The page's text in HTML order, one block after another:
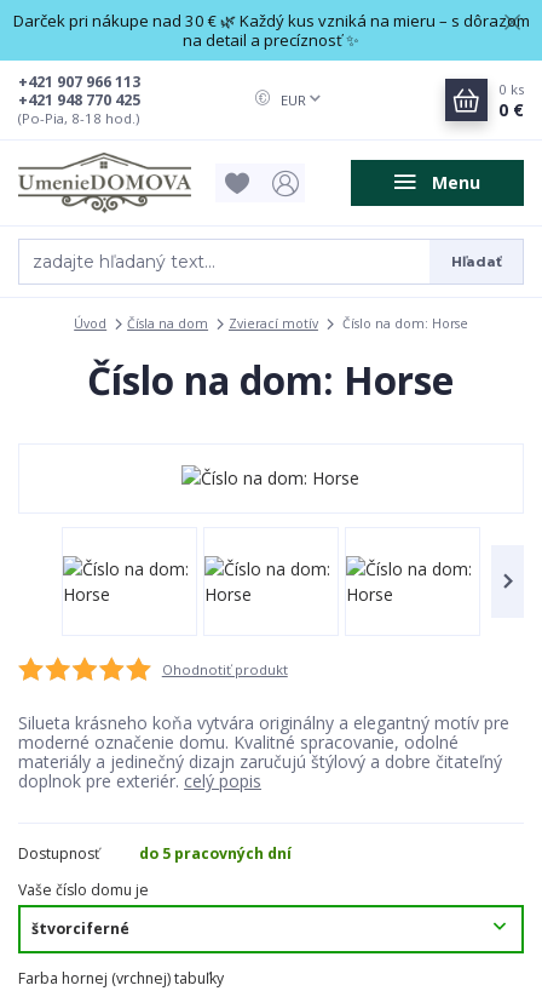
Darček pri nákupe nad 30 € 🌿 Každý kus vzniká na mieru – s dôrazom
na detail a precíznosť ✨
Menu
EUR
Hľadať
+421 948 770 425
+421 907 966 113
(Po-Pia, 8-18 hod.)
0 ks
0 €
Úvod Čísla na dom Zvierací motív Číslo na dom: Horse
Číslo na dom: Horse
Ohodnotiť produkt
Silueta krásneho koňa vytvára originálny a elegantný motív pre
moderné označenie domu. Kvalitné spracovanie, odolné
materiály a jedinečný dizajn zaručujú štýlový a dobre čitateľný
doplnok pre exteriér. celý popis
Dostupnosť
do 5 pracovných dní
Vaše číslo domu je
Farba hornej (vrchnej) tabuľky